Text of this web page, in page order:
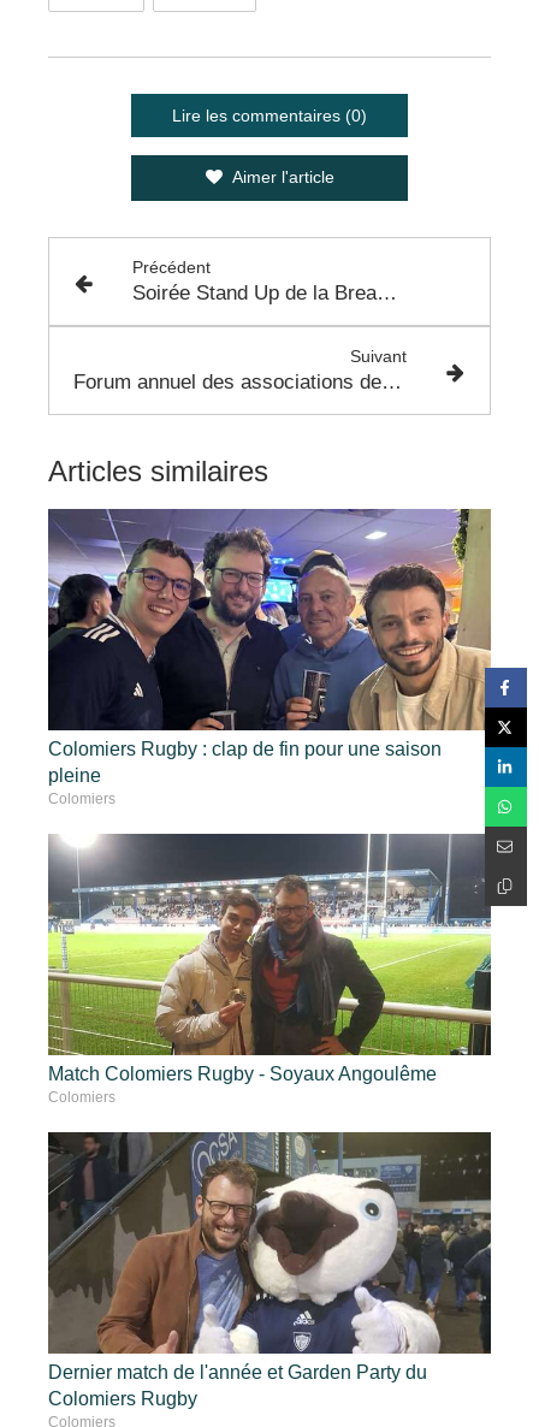
Lire les commentaires (0)
Aimer l'article
Précédent
Soirée Stand Up de la Breaking School à Colomiers
Suivant
Forum annuel des associations de Colomiers
Articles similaires
Colomiers Rugby : clap de fin pour une saison
pleine
Colomiers
Match Colomiers Rugby - Soyaux Angoulême
Colomiers
Dernier match de l'année et Garden Party du
Colomiers Rugby
Colomiers